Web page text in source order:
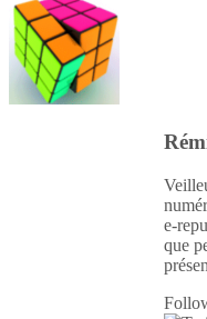
e-
que